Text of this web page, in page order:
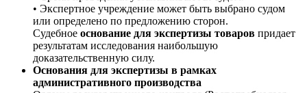
• Экспертное учреждение может быть выбрано судом
или определено по предложению сторон.
Судебное основание для экспертизы товаров придает
результатам исследования наибольшую
доказательственную силу.
Основания для экспертизы в рамках
административного производства